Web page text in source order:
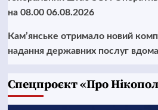
на 08.00 06.08.2026
Кам’янське отримало новий
надання державних послуг вдома
Cпецпроєкт «Про